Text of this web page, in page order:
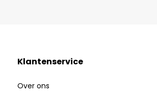
Klantenservice
Over ons